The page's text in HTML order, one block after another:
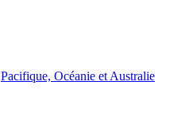
Pacifique, Océanie et Australie